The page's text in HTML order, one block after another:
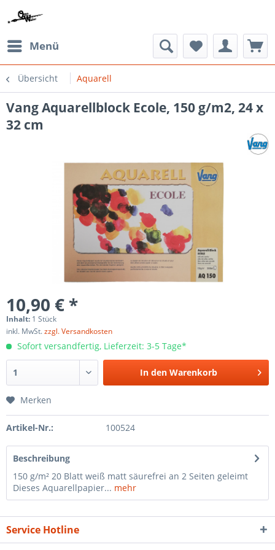
Menü
Übersicht Aquarell
Vang Aquarellblock Ecole, 150 g/m2, 24 x
32 cm
10,90 € *
Inhalt: 1 Stück
inkl. MwSt.zzgl. Versandkosten
Sofort versandfertig, Lieferzeit: 3-5 Tage*
In den Warenkorb
Merken
Artikel-Nr.: 100524
Beschreibung
150 g/m² 20 Blatt weiß matt säurefrei an 2 Seiten geleimt
Dieses Aquarellpapier... mehr
Service Hotline